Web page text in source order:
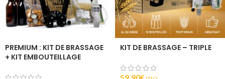
PREMIUM : KIT DE BRASSAGE
+ KIT EMBOUTEILLAGE
KIT DE BRASSAGE – TRIPLE